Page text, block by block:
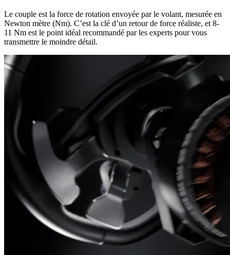
Le couple est la force de rotation envoyée par le volant, mesurée en
Newton mètre (Nm). C’est la clé d’un retour de force réaliste, et 8-
11 Nm est le point idéal recommandé par les experts pour vous
transmettre le moindre détail.